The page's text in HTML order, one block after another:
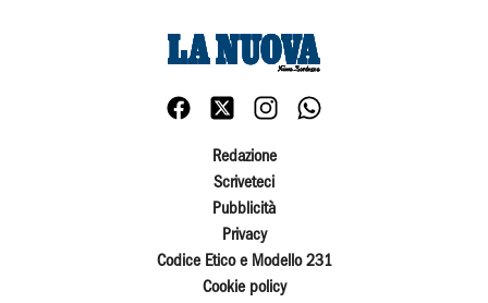
Redazione
Scriveteci
Pubblicità
Privacy
Codice Etico e Modello 231
Cookie policy